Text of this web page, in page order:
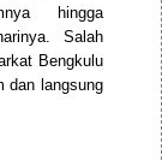
hingga
Salah
Bengkulu
dan langsung